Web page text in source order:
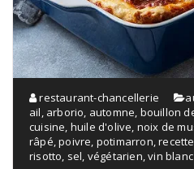
restaurant-chancellerie
ail arborio automne bouillon
cuisine huile d'olive noix de
râpé ,poivre potimarron ,
risotto sel végétarien ,vin